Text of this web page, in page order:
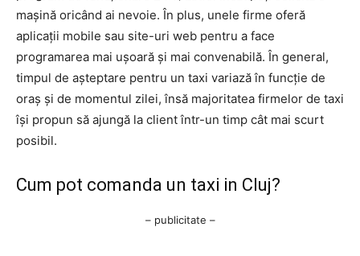
mașină oricând ai nevoie. În plus, unele firme oferă
aplicații mobile sau site-uri web pentru a face
programarea mai ușoară și mai convenabilă. În general,
timpul de așteptare pentru un taxi variază în funcție de
oraș și de momentul zilei, însă majoritatea firmelor de taxi
își propun să ajungă la client într-un timp cât mai scurt
posibil.
Cum pot comanda un taxi in Cluj?
– publicitate –